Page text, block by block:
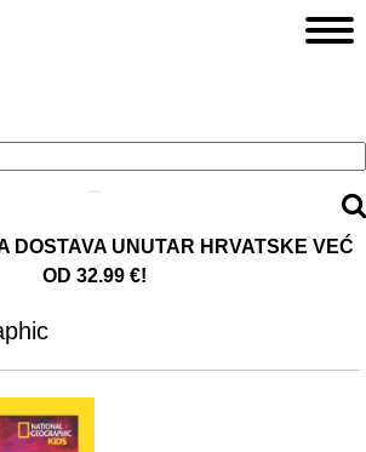
DOSTAVA UNUTAR HRVATSKE VEĆ
OD 32.99 €!